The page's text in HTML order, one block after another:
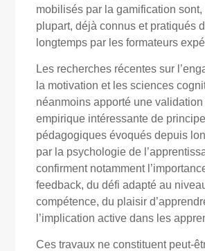
mobilisés par la gamification sont,
plupart, déjà connus et pratiqués
longtemps par les formateurs
Les recherches récentes sur
la motivation et les sciences
néanmoins apporté une validation
empirique intéressante de
pédagogiques évoqués depuis
par la psychologie de
confirment notamment
feedback, du défi adapté au
compétence, du plaisir
l’implication active dans les
Ces travaux ne constituent peut-